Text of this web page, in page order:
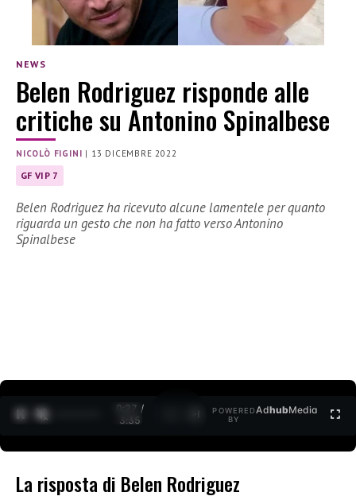
NEWS
Belen Rodriguez risponde alle
critiche su Antonino Spinalbese
NICOLÒ FIGINI | 13 DICEMBRE 2022
GF VIP 7
Belen Rodriguez ha ricevuto alcune lamentele per quanto
riguarda un gesto che non ha fatto verso Antonino
Spinalbese
0:28 /
3:35
POWERED
BY
AdhubMedia
La risposta di Belen Rodriguez